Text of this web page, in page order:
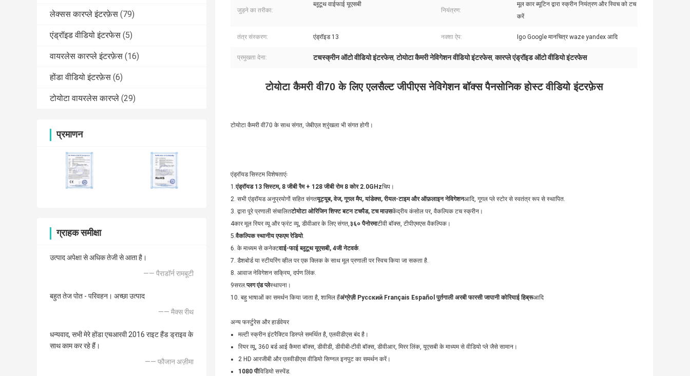
लेक्सस कारप्ले इंटरफ़ेस (79)
एंड्रॉइड वीडियो इंटरफेस (5)
वायरलेस कारप्ले इंटरफ़ेस (16)
होंडा वीडियो इंटरफ़ेस (6)
टोयोटा वायरलेस कारप्ले (29)
प्रमाणन
ग्राहक समीक्षा
उत्पाद अपेक्षा से अधिक तेजी से आता है।
—— पैराडॉर्न रामबूटी
बहुत तेज पोत - परिवहन। अच्छा उत्पाद
—— मैक्स रीथ
धन्यवाद, सभी मेरे होंडा एचआरवी 2016 राइट हैंड ड्राइव के
साथ काम कर रहे हैं।
—— फौजान अज़ीमा
जुड़ने का तरीका:
ब्लूटूथ वाईफाई यूएसबी
नियंत्रण:
मूल कार ब्यूटिन द्वारा स्क्रीन नियंत्रण और स्विच को टच
करें
तंत्र संस्करण: एंड्रॉइड 13 नक्शा ऐप: Igo Google मानचित्र waze yandex आदि
प्रमुखता देना: टचस्क्रीन ऑटो वीडियो इंटरफेस,टोयोटा कैमरी नेविगेशन वीडियो इंटरफेस,कारप्ले एंड्रॉइड ऑटो वीडियो इंटरफेस
टोयोटा कैमरी वी70 के लिए एलसैल्ट जीपीएस नेविगेशन बॉक्स पैनसोनिक होस्ट वीडियो इंटरफ़ेस
टोयोटा कैमरी वी70 के साथ संगत, जेबीएल श्रृंखला भी संगत होगी।
एंड्रॉयड सिस्टम विशेषताएंः
1.एंड्रॉयड 13 सिस्टम, 8 जीबी रैम + 128 जीबी रोम 8 कोर 2.0GHzचिप।
2. सभी एंड्रॉयड अनुप्रयोगों सहित संगतयूट्यूब, वेज, गूगल मैप, यांडेक्स, रीयल-टाइम और ऑफ़लाइन नेविगेशनआदि, गूगल प्ले स्टोर से स्वतंत्र रूप से स्थापित.
3. द्वारा पूरे प्रणाली संचालितटोयोटा ओरिजिन शिफ्ट बटन टचपैड, टच माउसकेंद्रीय कंसोल पर, वैकल्पिक टच स्क्रीन।
4कार मूल रियर व्यू और फ्रंट व्यू, डीवीआर के लिए संगत,३६० पैनोरमाटीवी बॉक्स, टीपीएमएस वैकल्पिक।
5.वैकल्पिक स्थानीय एफएम रेडियो.
6. के माध्यम से कनेक्टवाई-फाई ब्लूटूथ यूएसबी, 4जी नेटवर्क.
7. डैशबोर्ड या स्टीयरिंग व्हील पर एक क्लिक के साथ मूल प्रणाली पर स्विच किया जा सकता है.
8. आवाज नेविगेशन सक्रिय, दर्पण लिंक.
9सरल.प्लग एंड प्लेस्थापना।
10. बहु भाषाओं का समर्थन किया जाता है, शामिल हैंअंग्रेज़ी Pусский Français Español पुर्तगाली अरबी फारसी जापानी कोरियाई हिब्रूआदि
अन्य फर्स्टुरेस और हार्डवेयर
मल्टी स्क्रीन इंटरैक्टिव डिस्प्ले समर्थित है, एलवीडीएस बंद है।
रियर व्यू, 360 बर्ड आई कैमरा बॉक्स, डीवीडी, डीवीबी-टीवी बॉक्स, डीवीआर, मिरर लिंक, यूएसबी के माध्यम से वीडियो प्ले जैसे सामान।
2 HD आरजीबी और एलवीडीएस वीडियो सिग्नल इनपुट का समर्थन करें।
1080 पीविडियो सस्पेंड.